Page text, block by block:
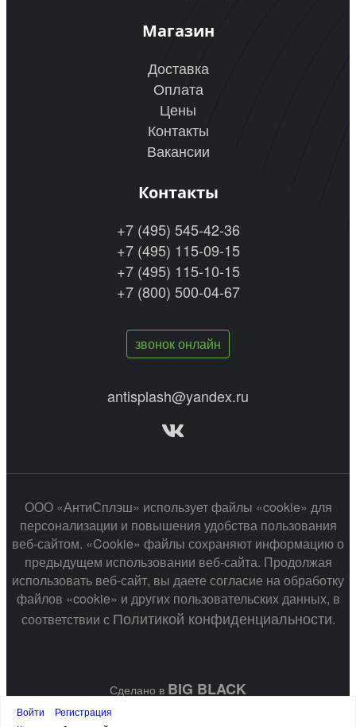
Магазин
Доставка
Оплата
Цены
Контакты
Вакансии
Контакты
+7 (495) 545-42-36
+7 (495) 115-09-15
+7 (495) 115-10-15
+7 (800) 500-04-67
звонок онлайн
antisplash@yandex.ru
ООО «АнтиСплэш» использует файлы «cookie» для
персонализации и повышения удобства пользования
веб-сайтом. «Cookie» файлы сохраняют информацию о
предыдущем использовании веб-сайта. Продолжая
использовать веб-сайт, вы даете согласие на обработку
файлов «cookie» и других пользовательских данных, в
соответствии с Политикой конфиденциальности.
Сделано в BIG BLACK
Войти
Регистрация